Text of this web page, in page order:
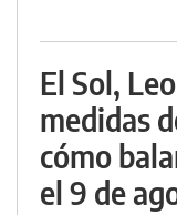
El Sol,
medidas
cómo
el 9 de